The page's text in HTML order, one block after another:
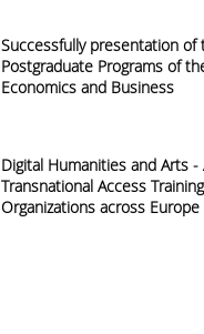
Successfully presentation of
Postgraduate Programs of
Economics and Business
Digital Humanities and Arts -
Transnational Access
Organizations across Europe